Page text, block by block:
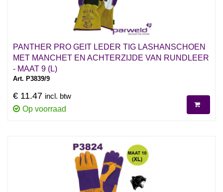
PANTHER PRO GEIT LEDER TIG LASHANSCHOEN
MET MANCHET EN ACHTERZIJDE VAN RUNDLEER
- MAAT 9 (L)
Art. P3839/9
€ 11.47 incl. btw
Op voorraad